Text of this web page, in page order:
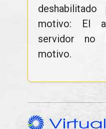
motivo: El
servidor no
motivo.